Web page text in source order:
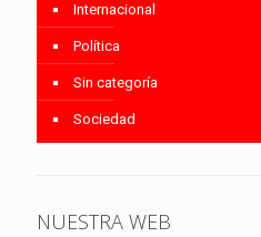
Internacional
Política
Sin categoría
Sociedad
NUESTRA WEB